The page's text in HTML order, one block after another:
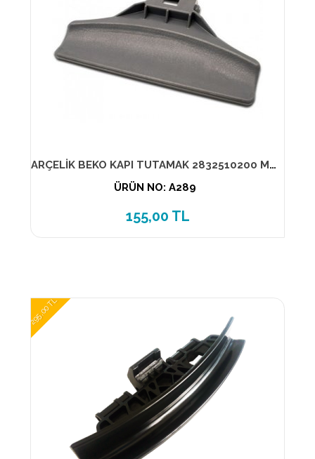
ARÇELİK BEKO KAPI TUTAMAK 2832510200 MUADİL ÜRÜN
ÜRÜN NO: A289
155,00 TL
295,00 TL